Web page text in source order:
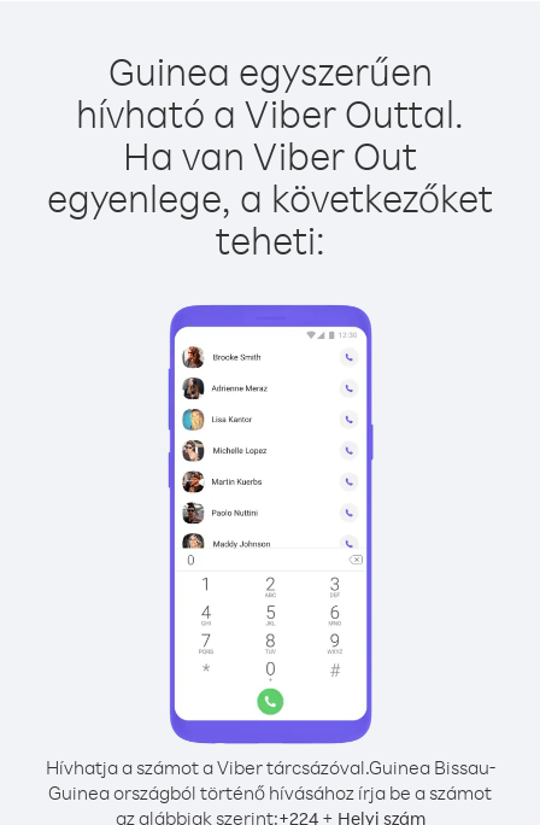
Guinea egyszerűen
hívható a Viber Outtal.
Ha van Viber Out
egyenlege, a következőket
teheti:
Hívhatja a számot a Viber tárcsázóval.Guinea Bissau-
Guinea országból történő hívásához írja be a számot
az alábbiak szerint:+224+ Helyi szám